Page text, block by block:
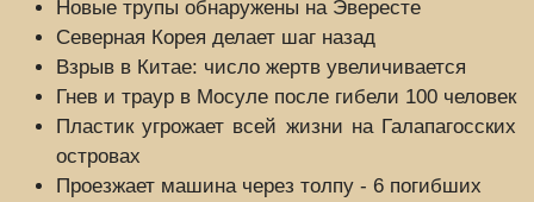
Новые трупы обнаружены на Эвересте
Северная Корея делает шаг назад
Взрыв в Китае: число жертв увеличивается
Гнев и траур в Мосуле после гибели 100 человек
Пластик угрожает всей жизни на Галапагосских
островах
Проезжает машина через толпу - 6 погибших